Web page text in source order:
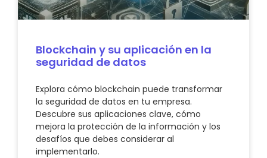
Blockchain y su aplicación en la
seguridad de datos
Explora cómo blockchain puede transformar
la seguridad de datos en tu empresa.
Descubre sus aplicaciones clave, cómo
mejora la protección de la información y los
desafíos que debes considerar al
implementarlo.